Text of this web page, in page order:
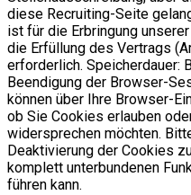
diese Recruiting-Seite
ist für die Erbringung
die Erfüllung des Vertrags
erforderlich. Speicherdauer:
Beendigung der Browser-
können über Ihre Browser-
ob Sie Cookies erlauben
widersprechen möchten.
Deaktivierung der Cookies
komplett unterbundenen
führen kann.